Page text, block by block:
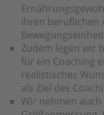
Ihren beruflichen
Zudem legen wir
für ein Coaching
realistisches
als Ziel des
Wir nehmen